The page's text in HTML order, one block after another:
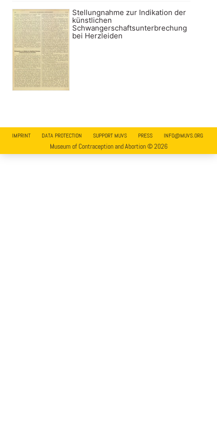
Stellungnahme zur Indikation der
künstlichen
Schwangerschaftsunterbrechung
bei Herzleiden
IMPRINT DATA PROTECTION SUPPORT MUVS PRESS INFO@MUVS.ORG
Museum of Contraception and Abortion © 2026